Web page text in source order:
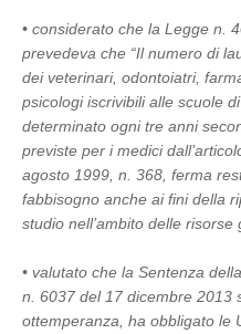
• considerato che la Legge n.
prevedeva che “Il numero di
dei veterinari, odontoiatri,
psicologi iscrivibili alle scuole
determinato ogni tre anni
previste per i medici
agosto 1999, n. 368, ferma
fabbisogno anche ai fini della
studio nell’ambito delle risorse
• valutato che la Sentenza
n. 6037 del 17 dicembre 2013
ottemperanza, ha obbligato le